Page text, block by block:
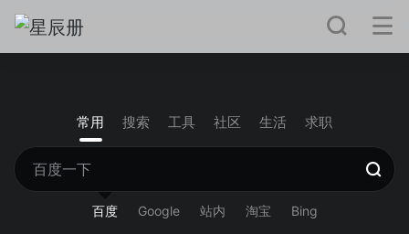
常用 搜索 工具 社区 生活 求职
百度 Google 站内 淘宝 Bing